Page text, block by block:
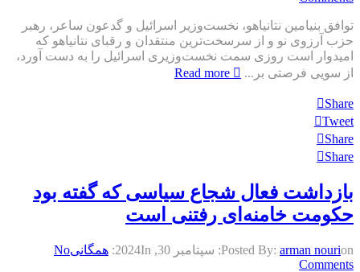
توافق بنیامین نتانیاهو، نخست‌وزیر اسرائیل و گدعون ساعر، رهبر
حزب آرزوی نو و از سرسخت‌ترین منتقدان و رقبای نتانیاهو که
امیدوار است روزی سمت نخست‌وزیری اسرائیل را به دست آورد،
از سویی فرصتی بر...
Read more
Share
Tweet
Share
Share
بازداشت فعال شجاع سیاسی که گفته بود
حکومت خامنه‌ای رفتنی است
Posted By: arman nourion: سپتامبر 30, 2024 In: همگانیNo
Comments